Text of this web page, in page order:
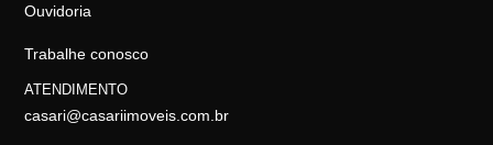
Ouvidoria
Trabalhe conosco
ATENDIMENTO
casari@casariimoveis.com.br